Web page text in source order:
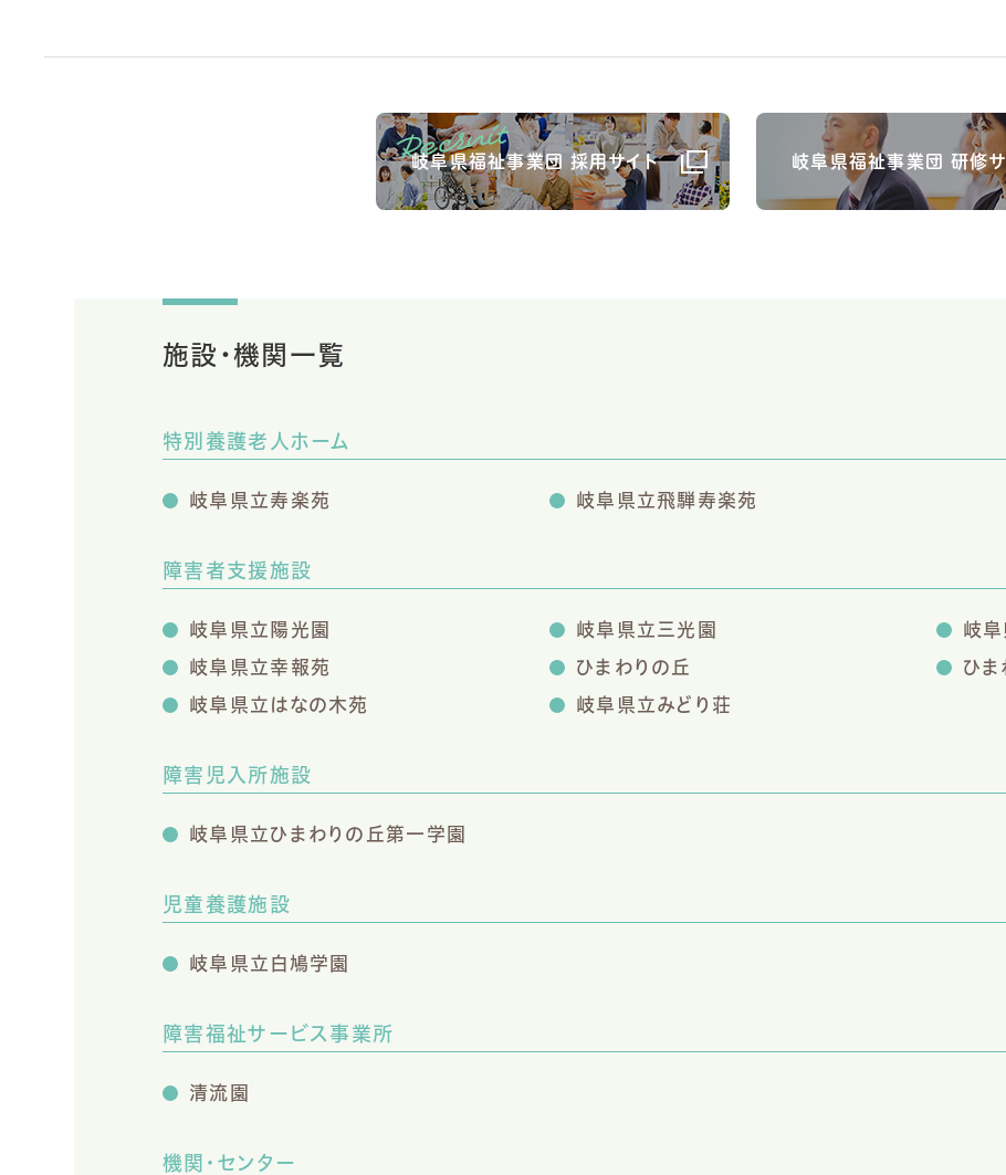
岐阜県福祉事業団 採用サイト 岐阜県福祉事業団 研修サ
施設・機関一覧
特別養護老人ホーム
岐阜県立寿楽苑 岐阜県立飛騨寿楽苑
障害者支援施設
岐阜県立陽光園 岐阜県立三光園
岐
岐阜県立幸報苑
ひまわりの丘
ひま
岐阜県立はなの木苑
岐阜県立みどり荘
障害児入所施設
岐阜県立ひまわりの丘第一学園
児童養護施設
岐阜県立白鳩学園
障害福祉サービス事業所
清流園
機関・センター